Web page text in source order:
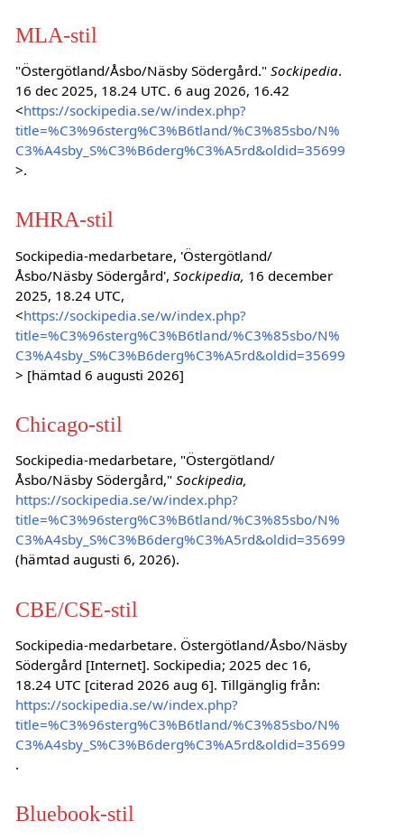
MLA-stil
"Östergötland/Åsbo/Näsby Södergård." Sockipedia.
16 dec 2025, 18.24 UTC. 6 aug 2026, 16.42
<https://sockipedia.se/w/index.php?
title=%C3%96sterg%C3%B6tland/%C3%85sbo/N%
C3%A4sby_S%C3%B6derg%C3%A5rd&oldid=35699
>.
MHRA-stil
Sockipedia-medarbetare, 'Östergötland/
Åsbo/Näsby Södergård', Sockipedia, 16 december
2025, 18.24 UTC,
<https://sockipedia.se/w/index.php?
title=%C3%96sterg%C3%B6tland/%C3%85sbo/N%
C3%A4sby_S%C3%B6derg%C3%A5rd&oldid=35699
> [hämtad 6 augusti 2026]
Chicago-stil
Sockipedia-medarbetare, "Östergötland/
Åsbo/Näsby Södergård," Sockipedia,
https://sockipedia.se/w/index.php?
title=%C3%96sterg%C3%B6tland/%C3%85sbo/N%
C3%A4sby_S%C3%B6derg%C3%A5rd&oldid=35699
(hämtad augusti 6, 2026).
CBE/CSE-stil
Sockipedia-medarbetare. Östergötland/Åsbo/Näsby
Södergård [Internet]. Sockipedia; 2025 dec 16,
18.24 UTC [citerad 2026 aug 6]. Tillgänglig från:
https://sockipedia.se/w/index.php?
title=%C3%96sterg%C3%B6tland/%C3%85sbo/N%
C3%A4sby_S%C3%B6derg%C3%A5rd&oldid=35699
.
Bluebook-stil